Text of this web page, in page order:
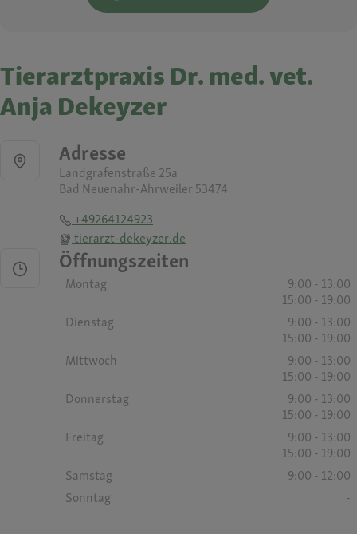
Tierarztpraxis Dr. med. vet.
Anja Dekeyzer
Adresse
Landgrafenstraße 25a
Bad Neuenahr-Ahrweiler 53474
+49264124923
tierarzt-dekeyzer.de
Öffnungszeiten
Montag
9:00 - 13:00
15:00 - 19:00
Dienstag
9:00 - 13:00
15:00 - 19:00
Mittwoch
9:00 - 13:00
15:00 - 19:00
Donnerstag
9:00 - 13:00
15:00 - 19:00
Freitag
9:00 - 13:00
15:00 - 19:00
Samstag
9:00 - 12:00
Sonntag
-